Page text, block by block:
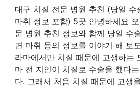
대구 치질 전문 병원 추천 (당일 수
마취 정보 포함) 5곳 안녕하세요
문 병원 추천 정보와 함께 당일 수
면 마취 등의 정보를 이야기 해 보
라마에서만 치질 때문에 고생하는
마 전 지인이 치질로 수술을 했다
다. 그래서 처음 치질 때문에 고생